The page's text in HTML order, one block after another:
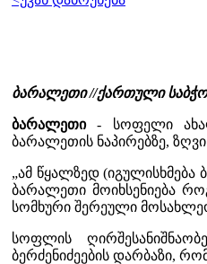
ბარალეთი //ქართული
ბარალეთი- სოფელი
ბარალეთის ნაპირებზე,
„ამ წყალზედ
ბარალეთი მოიხსენიება
სომხური შერეული
სოფლის
ბერძენიძეების დარბაზი,